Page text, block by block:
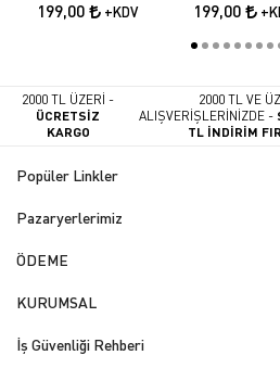
199,00 +KDV 199,00
2000 TL ÜZERİ -
ÜCRETSİZ
KARGO
2000 TL VE
ALIŞVERİŞLERİNİZDE -
TL İNDİRİM
Popüler Linkler
Pazaryerlerimiz
ÖDEME
KURUMSAL
İş Güvenliği Rehberi